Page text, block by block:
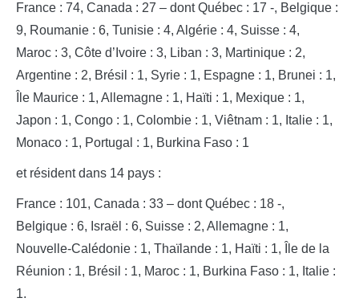
France : 74, Canada : 27 – dont Québec : 17 -, Belgique :
9, Roumanie : 6, Tunisie : 4, Algérie : 4, Suisse : 4,
Maroc : 3, Côte d’Ivoire : 3, Liban : 3, Martinique : 2,
Argentine : 2, Brésil : 1, Syrie : 1, Espagne : 1, Brunei : 1,
Île Maurice : 1, Allemagne : 1, Haïti : 1, Mexique : 1,
Japon : 1, Congo : 1, Colombie : 1, Viêtnam : 1, Italie : 1,
Monaco : 1, Portugal : 1, Burkina Faso : 1
et résident dans 14 pays :
France : 101, Canada : 33 – dont Québec : 18 -,
Belgique : 6, Israël : 6, Suisse : 2, Allemagne : 1,
Nouvelle-Calédonie : 1, Thaïlande : 1, Haïti : 1, Île de la
Réunion : 1, Brésil : 1, Maroc : 1, Burkina Faso : 1, Italie :
1.